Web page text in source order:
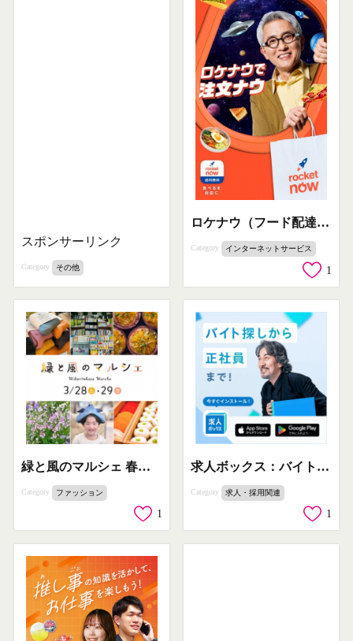
スポンサーリンク
Category その他
ロケナウ（フード配達サービス）
Category インターネットサービス
1
緑と風のマルシェ 春の手作り青空市
Category ファッション
1
求人ボックス：バイト〜正社員の求人
Category 求人・採用関連
1